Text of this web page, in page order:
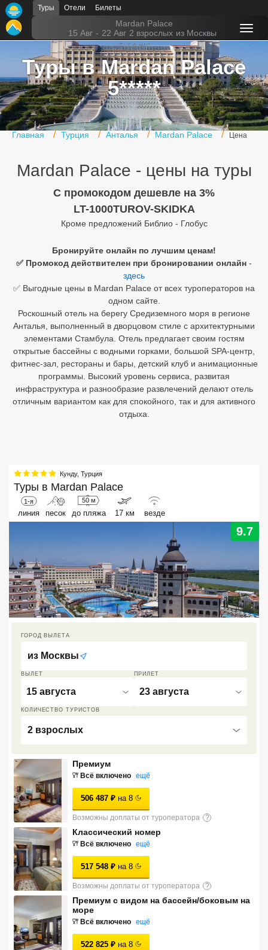
Туры Отели Билеты
Mardan Palace
15 Авг - 22 Авг 2 взрослых из Москвы
Туры в Mardan Palace
5*****
Главная Турция Анталья Mardan Palace Цена
Mardan Palace - цены на туры
C промокодом дешевле на 3%
LT-1000TUROV-SKIDKA
Кроме предложений Библио - Глобус
Бронируйте онлайн по лучшим ценам!
✅ Промокод действителен при бронировании онлайн -
здесь
✅ Выгодные цены в Mardan Palace от всех туроператоров на
одном сайте.
Роскошный отель на берегу Средиземного моря в регионе
Анталья, выполненный в дворцовом стиле с архитектурными
элементами Стамбула. Отель предлагает своим гостям
открытые бассейны с водными горками, большой SPA-центр,
фитнес-зал, рестораны и бары, детский клуб и анимационные
программы. Высокий уровень сервиса, развитая
инфраструктура и разнообразие развлечений делают отель
отличным вариантом как для спокойного, так и для активного
отдыха.
Кунду, Турция
Туры в Mardan Palace
1-я
линия песок
50 м
до пляжа 17 км везде
9.7
ВЫЛЕТ
15 августа
ПРИЛЕТ
23 августа
КОЛИЧЕСТВО ТУРИСТОВ
2 взрослых
ГОРОД ВЫЛЕТА
из Москвы
Премиум
Всё включено ещё
506 487 ₽ на 8
Возможны доплаты от туроператора ?
Классический номер
Всё включено ещё
517 548 ₽ на 8
Возможны доплаты от туроператора ?
Премиум с видом на бассейн/боковым на
море
Всё включено ещё
522 825 ₽ на 8
Главная
Горящие туры
Туры в Турцию
Туры в Египет
Туры в ОАЭ
Помощь
Подборки отелей
ОАЭ
Египет
Куба
Шри Ланка
Бали
Вьетнам
Занзибар
Абхазия
Экскурсионные туры
VIP отели 5 звезд
ТОП 10 недорогих отелей
5*
Лучшие отели 4* звезды
звезды
Лучшие отели 3* звезды
Недорогие отели 3*
звезды
Сетевые отели Турции
Сетевые отели Египта
Сетевые отели ОАЭ
Сетевые отели Таиланда
Сетевые отели Шри Ланки